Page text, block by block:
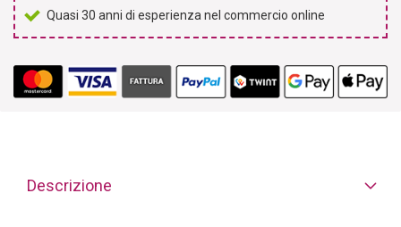
Quasi 30 anni di esperienza nel commercio online
Descrizione